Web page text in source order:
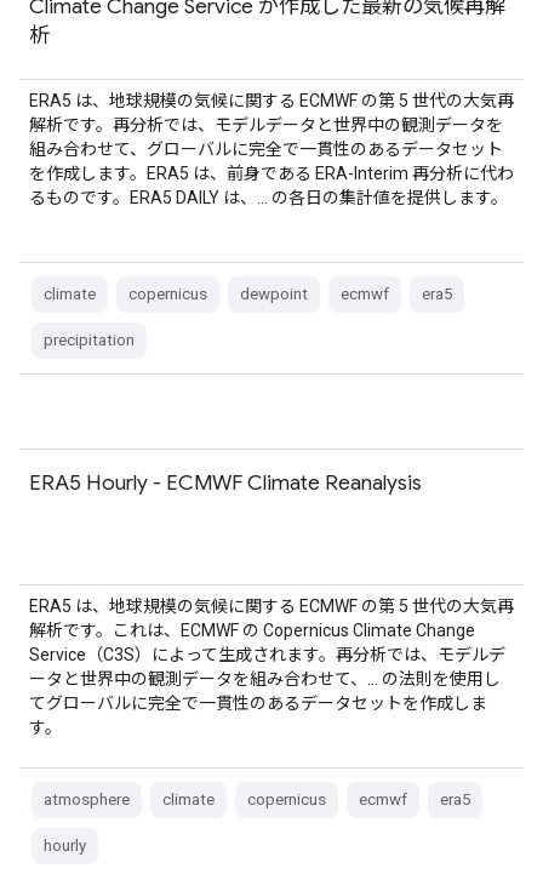
Climate Change Service が作成した最新の気候再解
析
ERA5 は、地球規模の気候に関する ECMWF の第 5 世代の大気再
解析です。再分析では、モデルデータと世界中の観測データを
組み合わせて、グローバルに完全で一貫性のあるデータセット
を作成します。ERA5 は、前身である ERA-Interim 再分析に代わ
るものです。ERA5 DAILY は、… の各日の集計値を提供します。
climate copernicus dewpoint ecmwf era5
precipitation
ERA5 Hourly - ECMWF Climate Reanalysis
ERA5 は、地球規模の気候に関する ECMWF の第 5 世代の大気再
解析です。これは、ECMWF の Copernicus Climate Change
Service（C3S）によって生成されます。再分析では、モデルデ
ータと世界中の観測データを組み合わせて、… の法則を使用し
てグローバルに完全で一貫性のあるデータセットを作成しま
す。
atmosphere climate copernicus ecmwf era5
hourly